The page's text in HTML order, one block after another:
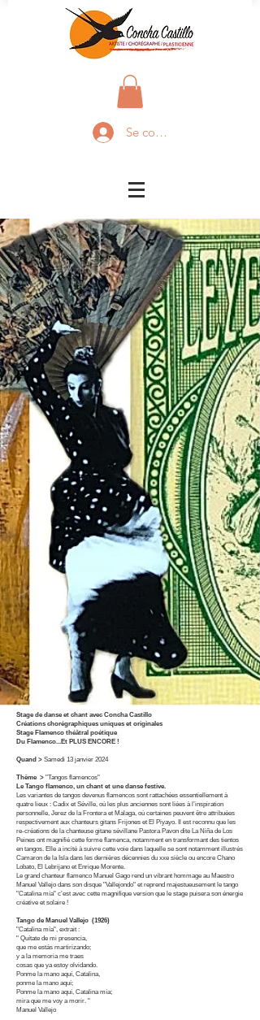
Se connecter
Stage de danse et chant avec Concha Castillo
Créations chorégraphiques uniques et originales
Stage Flamenco théâtral poétique
Du Flamenco...Et PLUS ENCORE !
Quand > Samedi 13 janvier 2024
Thème > "Tangos flamencos"
Le Tango flamenco, un chant et une danse festive.
Les variantes de tangos devenus flamencos sont rattachées essentiellement à
quatre lieux : Cadix et Séville, où les plus anciennes sont liées à l’inspiration
personnelle, Jerez de la Frontera et Malaga, où certaines peuvent être attribuées
respectivement aux chanteurs gitans Frijones et El Piyayo. Il est reconnu que les
re-créations de la chanteuse gitane sévillane Pastora Pavon dite La Niña de Los
Peines ont magnifié cette forme flamenca, notamment en transformant des tientos
en tangos. Elle a incité à suivre cette voie dans laquelle se sont notamment illustrés
Camaron de la Isla dans les dernières décennies du xxe siècle ou encore Chano
Lobato, El Lebrijano et Enrique Morente.
Le grand chanteur flamenco Manuel Gago rend un vibrant hommage au Maestro
Manuel Vallejo dans son disque "Vallejondo" et reprend majestueusement le tango
"Catalina mía" c’est avec cette magnifique version que le stage puisera son énergie
créative et solaire !
Tango de Manuel Vallejo (1926)
"Catalina mía", extrait :
" Quítate de mi presencia,
que me estás martirizando;
y a la memoria me traes
cosas que ya estoy olvidando.
Ponme la mano aquí, Catalina,
ponme la mano aquí;
Ponme la mano aquí, Catalina mía;
mira que me voy a morir. "
Manuel Vallejo